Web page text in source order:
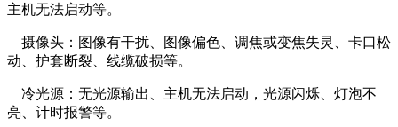
主机无法启动等。
摄像头：图像有干扰、图像偏色、调焦或变焦失灵、卡口松
动、护套断裂、线缆破损等。
冷光源：无光源输出、主机无法启动，光源闪烁、灯泡不
亮、计时报警等。